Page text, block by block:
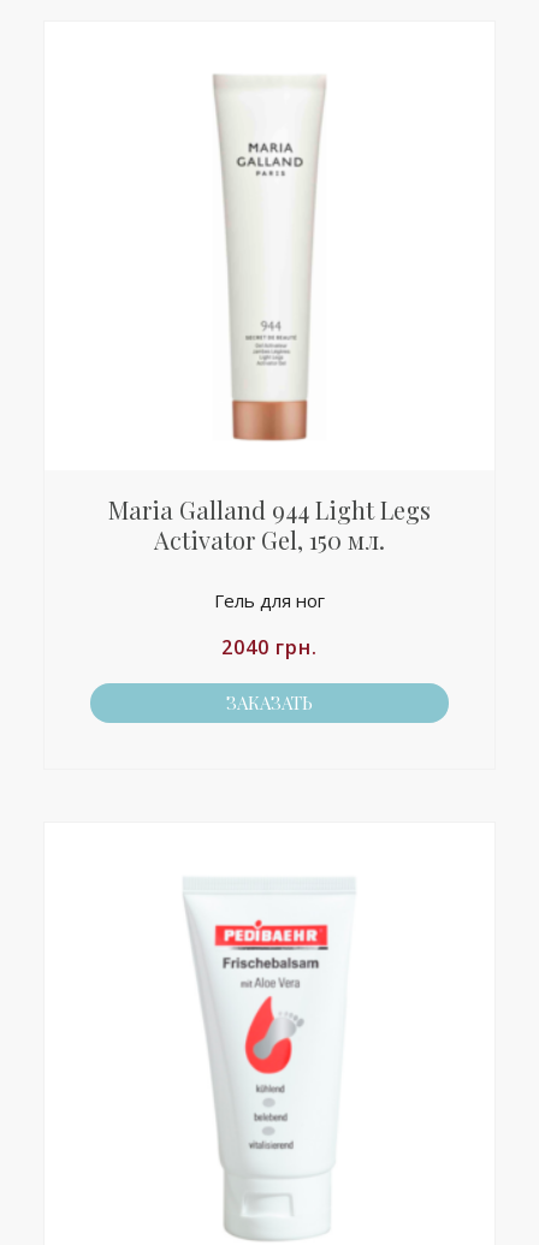
Maria Galland 944 Light Legs
Activator Gel, 150 мл.
Гель для ног
2040 грн.
ЗАКАЗАТЬ